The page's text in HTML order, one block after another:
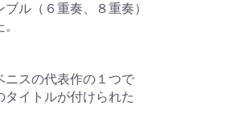
ル（６重奏、８重奏）
ニスの代表作の１つで
タイトルが付けられた